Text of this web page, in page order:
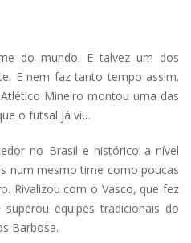
do mundo. E talvez um dos
E nem faz tanto tempo assim.
Mineiro montou uma das
o futsal já viu.
no Brasil e histórico a nível
num mesmo time como poucas
Rivalizou com o Vasco, que fez
equipes tradicionais do
Barbosa.